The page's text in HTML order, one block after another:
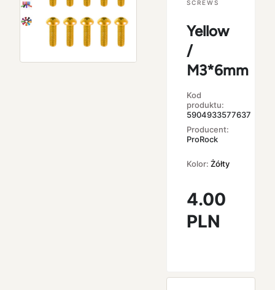
SCREWS
Yellow
/
M3*6mm
Kod
produktu:
5904933577637
Producent:
ProRock
Kolor:Żółty
4.00
PLN